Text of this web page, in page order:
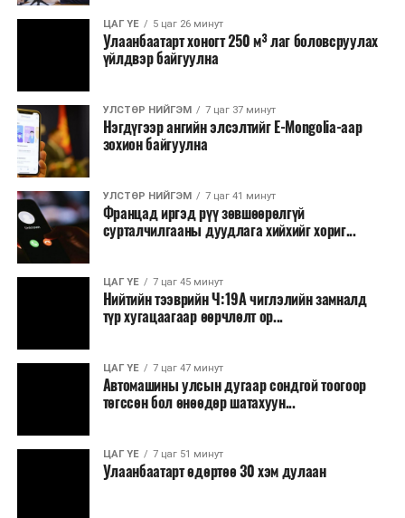
Зайлшгүй шаардлагагүй тоног төхөөрөмж,
тавилга, автомашин худалдан авах;
Батлан хамгаалах, хууль зүйн салбараас бусад
Хуулиар заавал мэдээлэхээс бусад кино,
контент, хэвлэлийн зардал;
Заавал олгохоос бусад тэтгэмж, урамшуулал.
Санхүүгийн хэмнэлтийн горимыг 2026 оны
арванхоёрдугаар сарын 31 хүртэл мөрдөнө. Харин
эрүүл мэндийн салбар уг хэмнэлтийн горимд
хамрагдахгүй бөгөөд цэцэрлэг, сургуулийн хүүхдийн
эрт илрүүлэг, вакцинжуулалт, томуу, томуу төст
өвчний эсрэг арга хэмжээ зэрэг зайлшгүй
үргэлжилнэ гэж Ерөнхий сайд Н.Учрал онцоллоо.
Мөн бүх шатны төсвийн ерөнхийлөн захирагч нарт
салбар бүрдээ урсгал зардлыг 20 хувиар бууруулах,
нөхөн томилгоо хийхгүй байх, аялал, амралт, зугаалга,
хамт олны урлаг, спортын арга хэмжээг зохион
байгуулахгүй байх, төрийн албанд шинэ орон тоо бий
ЦАГ ҮЕ 5 цаг 26 минут
Улаанбаатарт хоногт 250 м³ лаг боловсруулах
үйлдвэр байгуулна
УЛСТӨР НИЙГЭМ 7 цаг 37 минут
Нэгдүгээр ангийн элсэлтийг E-Mongolia-аар
зохион байгуулна
УЛСТӨР НИЙГЭМ 7 цаг 41 минут
Францад иргэд рүү зөвшөөрөлгүй
сурталчилгааны дуудлага хийхийг хориг...
ЦАГ ҮЕ 7 цаг 45 минут
Нийтийн тээврийн Ч:19А чиглэлийн замналд
түр хугацаагаар өөрчлөлт ор...
ЦАГ ҮЕ 7 цаг 47 минут
Автомашины улсын дугаар сондгой тоогоор
төгссөн бол өнөөдөр шатахуун...
ЦАГ ҮЕ 7 цаг 51 минут
Улаанбаатарт өдөртөө 30 хэм дулаан